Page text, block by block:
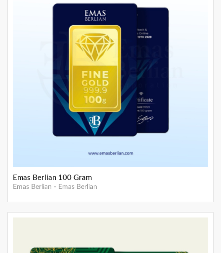
Emas Berlian 7 Gram
Emas Berlian - Emas Berlian